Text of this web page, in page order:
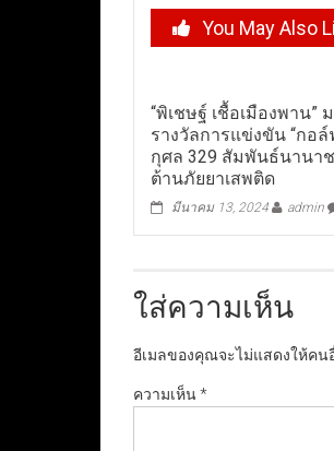
You May Also
“พิเชษฐ์ เชื้อเมืองพาน”
รางวัลการแข่งขัน “กอล์
กุศล 329 สัมพันธ์นานา
ต้านภัยยาเสพติด
มีนาคม 13, 2024 admin
ใส่ความเห็น
อีเมลของคุณจะไม่แสดงให้คน
ความเห็น*